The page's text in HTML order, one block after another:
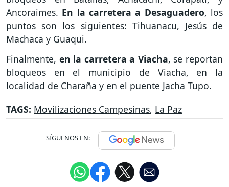
Ancoraimes. En la carretera a Desaguadero, los
puntos son los siguientes: Tihuanacu, Jesús de
Machaca y Guaqui.
Finalmente, en la carretera a Viacha, se reportan
bloqueos en el municipio de Viacha, en la
localidad de Charaña y en el puente Jacha Tupo.
TAGS: Movilizaciones Campesinas, La Paz
SÍGUENOS EN: